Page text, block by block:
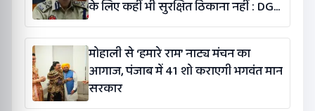
के लिए कहीं भी सुरक्षित ठिकाना नहीं : DGP
गौरव यादव
मोहाली से ‘हमारे राम’ नाट्य मंचन का
आगाज, पंजाब में 41 शो कराएगी भगवंत मान
सरकार